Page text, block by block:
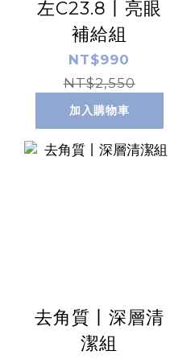
左C23.8丨亮眼
補給組
NT$990
NT$2,550
加入購物車
去角質丨深層清
潔組